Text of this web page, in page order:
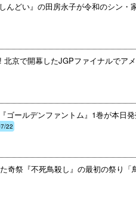
んどい』の田房永子が令和のシン
北京で開幕したJGPファイナルで
ゴールデンファントム』1巻が本
22
奇祭『不死鳥殺し』の最初の祭り「